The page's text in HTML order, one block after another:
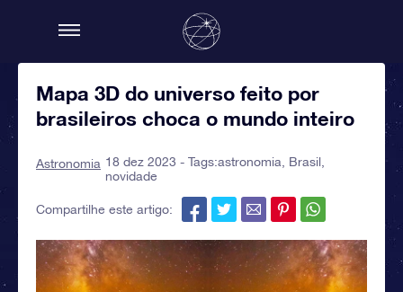
Mapa 3D do universo feito por
brasileiros choca o mundo inteiro
Astronomia 18 dez 2023 - Tags:astronomia Brasil
novidade
Compartilhe este artigo: